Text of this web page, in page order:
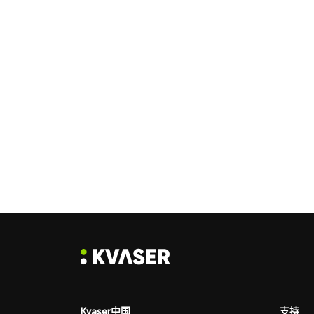
Kvaser中国 支持